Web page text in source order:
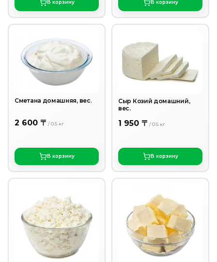
В корзину В корзину
Сметана домашняя, вес.
2 600 〒 /0.5 кг
В корзину
Сыр Козий домашний,
вес.
1 950 〒 /0.5 кг
В корзину